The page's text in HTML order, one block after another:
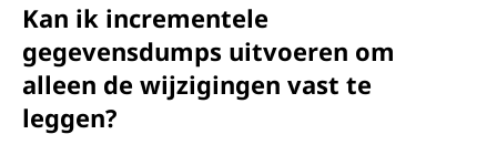
Kan ik incrementele
gegevensdumps uitvoeren om
alleen de wijzigingen vast te
leggen?